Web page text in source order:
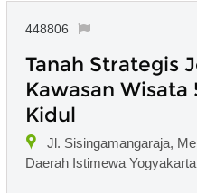
448806
Tanah Strategis
Kawasan
Kidul
Jl. Sisingamangaraja,
Daerah Istimewa